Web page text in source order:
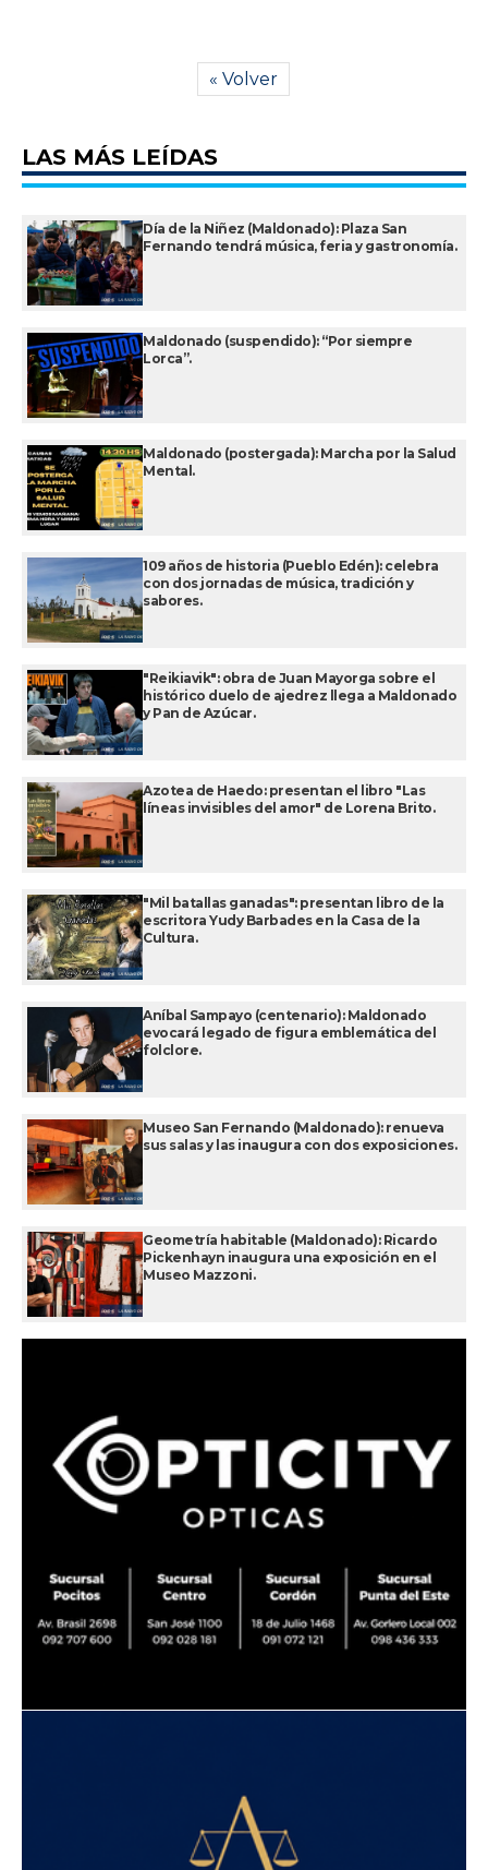
« Volver
LAS MÁS LEÍDAS
Día de la Niñez (Maldonado): Plaza San
Fernando tendrá música, feria y gastronomía.
Maldonado (suspendido): “Por siempre
Lorca”.
Maldonado (postergada): Marcha por la Salud
Mental.
109 años de historia (Pueblo Edén): celebra
con dos jornadas de música, tradición y
sabores.
"Reikiavik": obra de Juan Mayorga sobre el
histórico duelo de ajedrez llega a Maldonado
y Pan de Azúcar.
Azotea de Haedo: presentan el libro "Las
líneas invisibles del amor" de Lorena Brito.
"Mil batallas ganadas": presentan libro de la
escritora Yudy Barbades en la Casa de la
Cultura.
Aníbal Sampayo (centenario): Maldonado
evocará legado de figura emblemática del
folclore.
Museo San Fernando (Maldonado): renueva
sus salas y las inaugura con dos exposiciones.
Geometría habitable (Maldonado): Ricardo
Pickenhayn inaugura una exposición en el
Museo Mazzoni.